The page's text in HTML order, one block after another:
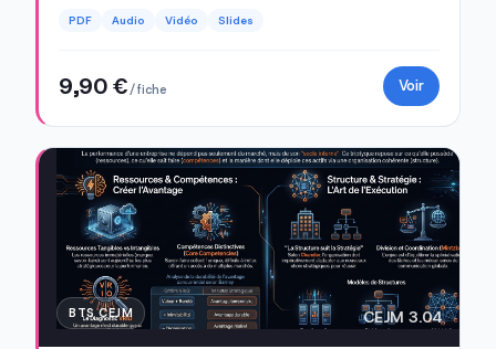
PDF Audio Vidéo Slides
9,90 €/ fiche Voir
BTS CEJM CEJM 3.04